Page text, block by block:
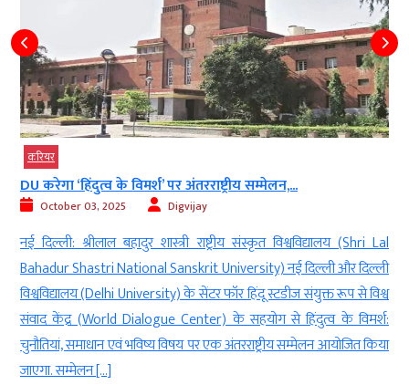
करियर
DU करेगा ‘हिंदुत्व के विमर्श’ पर अंतरराष्ट्रीय सम्मेलन,...
October 03, 2025 Digvijay
नई दिल्ली: श्रीलाल बहादुर शास्त्री राष्ट्रीय संस्कृत विश्वविद्यालय (Shri Lal
Bahadur Shastri National Sanskrit University) नई दिल्ली और दिल्ली
विश्वविद्यालय (Delhi University) के सेंटर फॉर हिंदू स्टडीज संयुक्त रूप से विश्व
संवाद केंद्र (World Dialogue Center) के सहयोग से हिंदुत्व के विमर्श:
चुनौतियां, समाधान एवं भविष्य विषय पर एक अंतरराष्ट्रीय सम्मेलन आयोजित किया
जाएगा. सम्मेलन […]